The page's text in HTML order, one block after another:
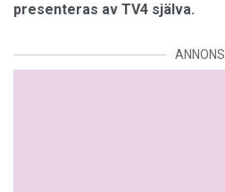
presenteras av TV4 själva.
ANNONS